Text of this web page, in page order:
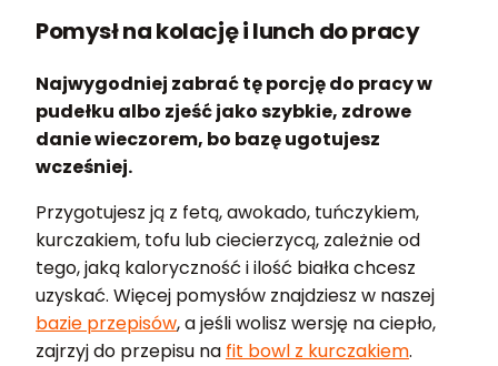
Pomysł na kolację i lunch do pracy
Najwygodniej zabrać tę porcję do pracy w
pudełku albo zjeść jako szybkie, zdrowe
danie wieczorem, bo bazę ugotujesz
wcześniej.
Przygotujesz ją z fetą, awokado, tuńczykiem,
kurczakiem, tofu lub ciecierzycą, zależnie od
tego, jaką kaloryczność i ilość białka chcesz
uzyskać. Więcej pomysłów znajdziesz w naszej
bazie przepisów, a jeśli wolisz wersję na ciepło,
zajrzyj do przepisu na fit bowl z kurczakiem.